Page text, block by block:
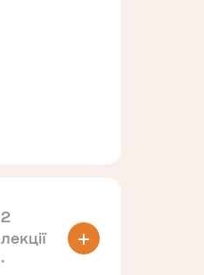
2
лекції
·